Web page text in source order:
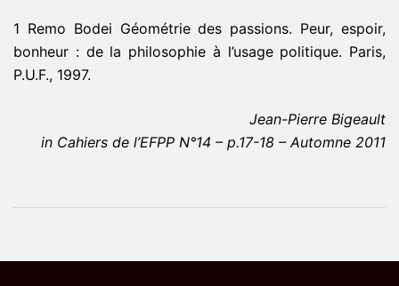
1 Remo Bodei Géométrie des passions. Peur, espoir,
bonheur : de la philosophie à l’usage politique. Paris,
P.U.F., 1997.
Jean-Pierre Bigeault
in Cahiers de l’EFPP N°14 – p.17-18 – Automne 2011